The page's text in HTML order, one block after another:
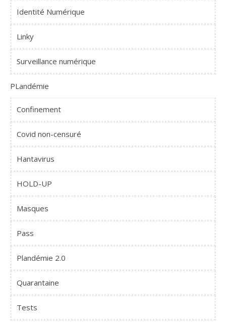
Identité Numérique
Linky
Surveillance numérique
PLandémie
Confinement
Covid non-censuré
Hantavirus
HOLD-UP
Masques
Pass
Plandémie 2.0
Quarantaine
Tests